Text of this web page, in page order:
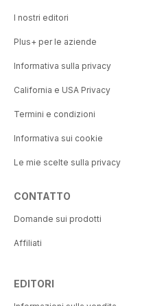
I nostri editori
Plus+ per le aziende
Informativa sulla privacy
California e USA Privacy
Termini e condizioni
Informativa sui cookie
Le mie scelte sulla privacy
CONTATTO
Domande sui prodotti
Affiliati
EDITORI